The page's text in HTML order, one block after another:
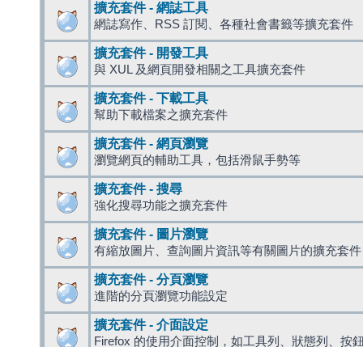
擴充套件 - 網誌工具
網誌寫作、RSS 訂閱、各種社會書籤等擴充套件
擴充套件 - 開發工具
與 XUL 及網頁開發相關之工具擴充套件
擴充套件 - 下載工具
幫助下載檔案之擴充套件
擴充套件 - 網頁瀏覽
瀏覽網頁的輔助工具，包括滑鼠手勢等
擴充套件 - 搜尋
強化搜尋功能之擴充套件
擴充套件 - 圖片瀏覽
有縮放圖片、查詢圖片資訊等有關圖片的擴充套件
擴充套件 - 分頁瀏覽
進階的分頁瀏覽功能設定
擴充套件 - 介面設定
Firefox 的使用介面控制，如工具列、狀態列、按